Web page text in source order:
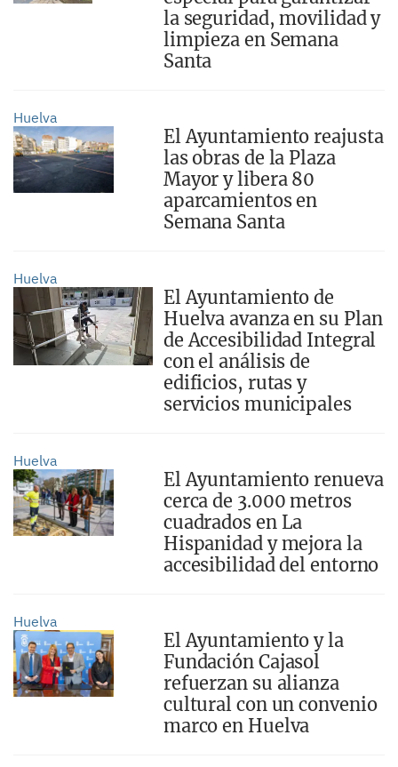
la seguridad, movilidad y
limpieza en Semana
Santa
Huelva
El Ayuntamiento reajusta
las obras de la Plaza
Mayor y libera 80
aparcamientos en
Semana Santa
Huelva
El Ayuntamiento de
Huelva avanza en su Plan
de Accesibilidad Integral
con el análisis de
edificios, rutas y
servicios municipales
Huelva
El Ayuntamiento renueva
cerca de 3.000 metros
cuadrados en La
Hispanidad y mejora la
accesibilidad del entorno
Huelva
El Ayuntamiento y la
Fundación Cajasol
refuerzan su alianza
cultural con un convenio
marco en Huelva